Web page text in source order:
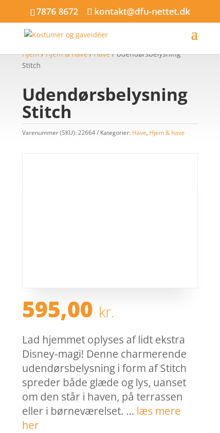
7876 8672 kontakt@dfu-nettet.dk
Hjem/Hjem & have/Have/ Udendørsbelysning
Stitch
Udendørsbelysning
Stitch
Varenummer (SKU):22664 Kategorier: Have, Hjem & have
595,00 kr.
Lad hjemmet oplyses af lidt ekstra
Disney-magi! Denne charmerende
udendørsbelysning i form af Stitch
spreder både glæde og lys, uanset
om den står i haven, på terrassen
eller i børneværelset. … læs mere
her